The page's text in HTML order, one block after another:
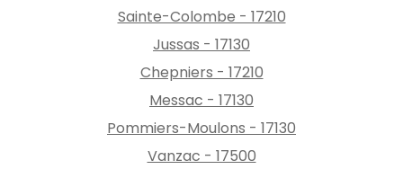
Sainte-Colombe - 17210
Jussas - 17130
Chepniers - 17210
Messac - 17130
Pommiers-Moulons - 17130
Vanzac - 17500